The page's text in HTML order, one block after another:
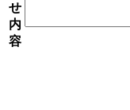
せ
内
容